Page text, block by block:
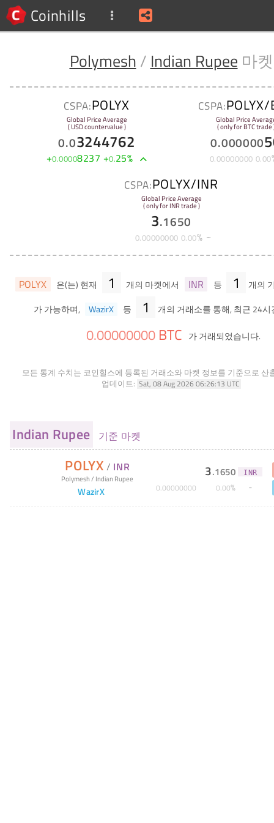
Coinhills
Polymesh / Indian Rupee 마켓
CSPA:POLYX
Global Price Average
( USD countervalue )
0.03244762
+0.00008237 +0.25%
CSPA:POLYX/
Global Price
( only for BTC trade
0.000000
0.00000000 0.00
CSPA:POLYX/INR
Global Price Average
( only for INR trade )
3.1650
0.00000000 0.00%
POLYX 은(는) 현재 1 개의 마켓에서 INR 등 1
개의
가 가능하며,
WazirX 등 1 개의 거래소를 통해, 최근 24
0.00000000 BTC 가 거래되었습니다.
모든 통계 수치는 코인힐스에 등록된 거래소와 마켓 정보를 기준으로 산
업데이트: Sat, 08 Aug 2026 06:26:13 UTC
Indian Rupee 기준 마켓
POLYX / INR
Polymesh/ Indian Rupee
WazirX
3.1650 INR
0.00000000 0.00%